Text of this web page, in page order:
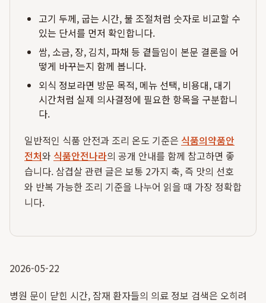
고기 두께, 굽는 시간, 불 조절처럼 숫자로 비교할 수
있는 단서를 먼저 확인합니다.
쌈, 소금, 장, 김치, 파채 등 곁들임이 본문 결론을 어
떻게 바꾸는지 함께 봅니다.
외식 정보라면 방문 목적, 메뉴 선택, 비용대, 대기
시간처럼 실제 의사결정에 필요한 항목을 구분합니
다.
일반적인 식품 안전과 조리 온도 기준은 식품의약품안
전처와 식품안전나라의 공개 안내를 함께 참고하면 좋
습니다. 삼겹살 관련 글은 보통 2가지 축, 즉 맛의 선호
와 반복 가능한 조리 기준을 나누어 읽을 때 가장 정확합
니다.
2026-05-22
병원 문이 닫힌 시간, 잠재 환자들의 의료 정보 검색은 오히려